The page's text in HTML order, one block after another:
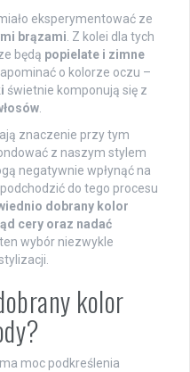
eksperymentować ze
brązami . Z kolei dla tych
będą popielate i zimne
o kolorze oczu –
świetnie komponują się z
znaczenie przy tym
z naszym stylem
negatywnie wpłynąć na
do tego procesu
dobrany kolor
cery oraz nadać
wybór niezwykle
kolor
ma moc podkreślenia